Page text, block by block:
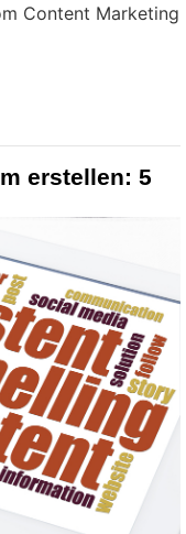
Content Marketing
erstellen: 5